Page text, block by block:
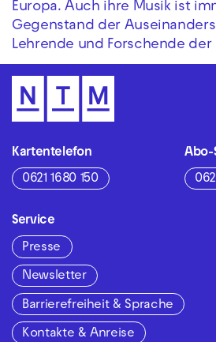
Europa. Auch ihre Musik ist
Gegenstand der
Lehrende und Forschende
Kartentelefon
0621 1680 150
Abo-
Service
Presse
Newsletter
Barrierefreiheit & Sprache
Kontakte & Anreise